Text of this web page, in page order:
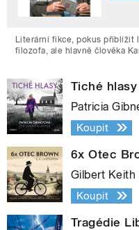
Literární fikce, pokus přiblížit
filozofa, ale hlavně člověka
Tiché hlasy
Patricia
Koupit
6x Otec
Gilbert Keith
Koupit
Tragédie